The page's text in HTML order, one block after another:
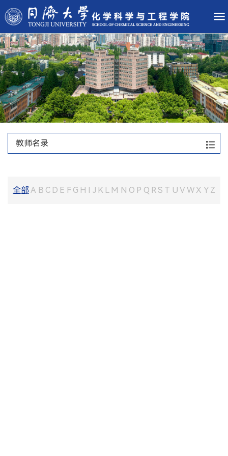
教师名录
全部A B C D E F G H I J K L M N O P Q RS T U V WX Y Z